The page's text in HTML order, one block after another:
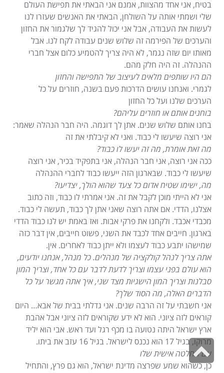
בטיח, אני אחד מהצוות, אמנם אני הבאתי את תפישת העולם
שלי ושמתי אותה על השולחן, הבאתי את האנשים שעזרו לנו
לעשות את העבודה, אבל אני יכול להגיד לך שלגמור את החזון
והערכים של הפירמה זה שלוש שנים עבודה לקח לנו. אבל
מאותו יום שזה נגמר, לא היה צריך להטמיע כלום אצל חברי
ההנהלה. זה היה חלק מהם.
הם היו שותפים מלאים לעיצוב של התפישה והחזון
לגמרי. ואנחנו עושים הדרכות פעם בשנה, חוזרים על כל
הערכים שלנו ועל כל החזון
בוחנים אותם או חוזרים עליהם?
בחנו אותם שלוש שנים. אתן לך דוגמה. היה חבר הנהלה שאמר:
אני רוצה שיעשו לי כבוד. ואני לא קיבלתי את זה
מה זאת אומרת, מה זה יעשו לו כבוד?
ככה אני רוצה, אני חבר הנהלה, אני בתפקיד בכיר, אני רוצה
שיעשו לי כבוד. שבארגון הזה ייעשו כבוד לחברי ההנהלה
מה, ישימו שטיח אדום כל צעד שהוא הולך, יצדיעו?
אני לא הייתי מוכן לקבל את זה. אני אמרתי לו כבוד, וזה כתוב
אצלנו, הדדי. אם אתה רוצה שאני אתן לך כבוד, תעשה לי כבוד.
מכבדי אכבד. ולקחנו את פרקי אבות. ואז באמת יש לנו כבוד הדדי
בארגון. חייבים אחד לכבד את השני, פשוט חייבים, אין דבר כזה
שמישהו יתבע כבוד לעצמו ולא ייתן כבוד לאחרים. אין.
אתה צריך לנהל קולקציה של מנהלים. כל מנהל, אנחנו יודעים,
הוא עולם בפני עצמו וצריך לדעת לדבר עם כל אחד, וצריך המון
סבלנות וצריך המון הישגיות מצד שני, איך אתה מגשר על כל
הדברים האלה, מה הסוד שלך?
אני חשבתי על זה הרבה שנים. אני גדלתי בבית של אבא… היום
קוראים לזה ציוני. הוא לא ידע שקוראים לזה ציוני אבל אהבת
ארץ ישראל היתה נטועה בו מכף רגל ועד ראש. אבי הוא יליד
מרוקו, בגיל 17 הוא נכנס לישראל. בגיל 16 עזב את ביתו.
עם החלטה אישית שלו
כן, כשהוא שמע שפרצה מדינת ישראל, הוא גם פרץ, והתחיל
גלילה
לראש